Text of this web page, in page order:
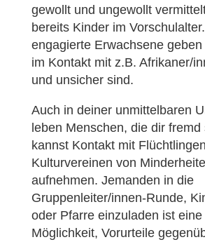
gewollt und ungewollt
bereits Kinder im
engagierte Erwachsene
im Kontakt mit z.B. Afrikaner/
und unsicher sind.
Auch in deiner unmittelbaren
leben Menschen, die dir fremd
kannst Kontakt mit
Kulturvereinen von
aufnehmen. Jemanden in die
Gruppenleiter/innen-Runde,
oder Pfarre einzuladen ist eine
Möglichkeit, Vorurteile